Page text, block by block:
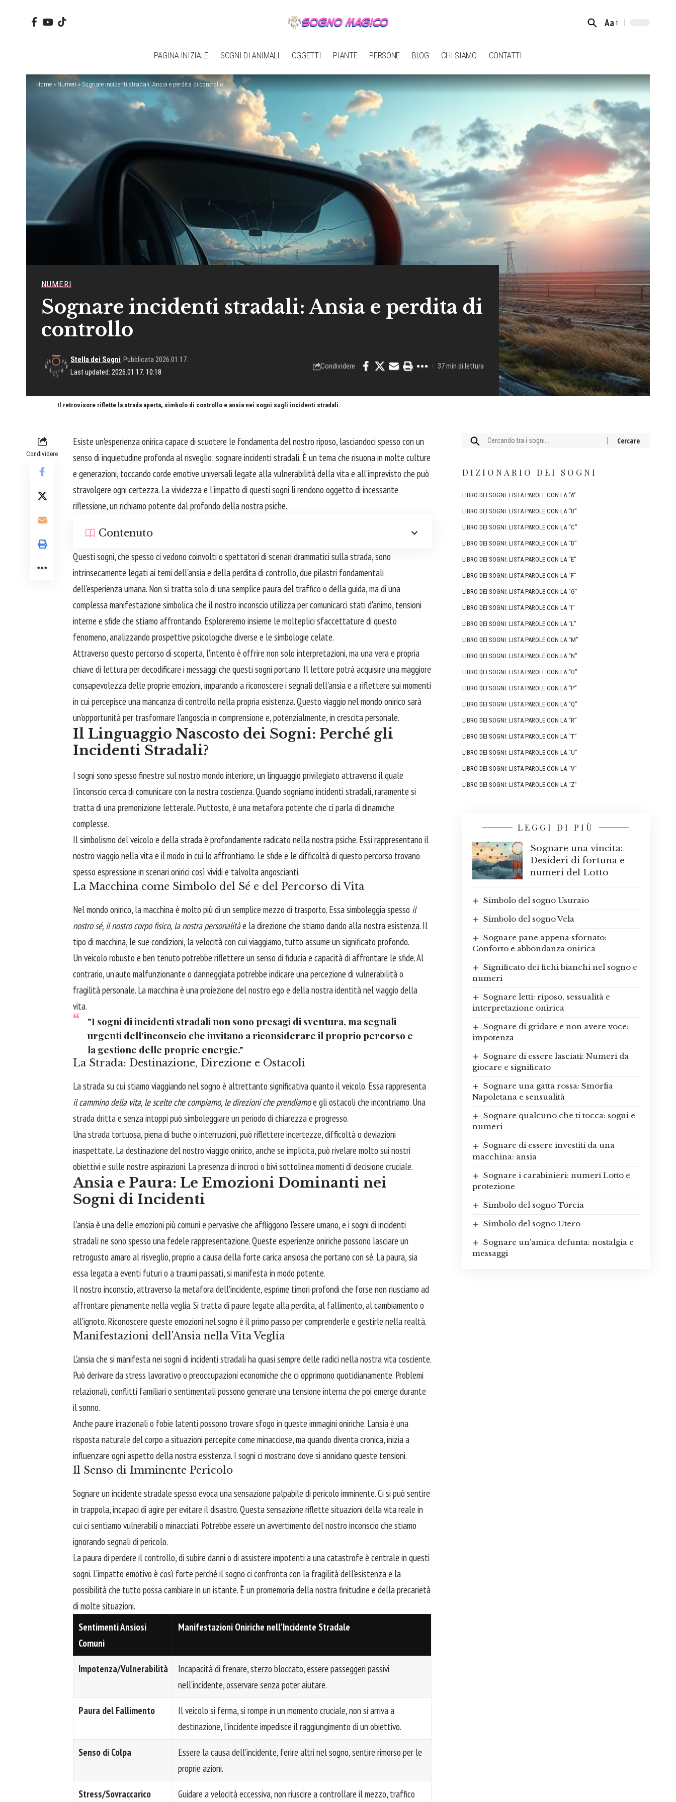
Font
Aa
PAGINA INIZIALE SOGNI DI ANIMALI OGGETTI PIANTE PERSONE BLOG CHI SIAMO CONTATTI
Home » Numeri »Sognare incidenti stradali: Ansia e perdita di controllo
NUMERI
Sognare incidenti stradali: Ansia e perdita di
controllo
Last updated: 2026.01.17. 10:18
Stella dei Sogni Pubblicata 2026.01.17.
Condividere 37 min di lettura
Il retrovisore riflette la strada aperta, simbolo di controllo e ansia nei sogni sugli incidenti stradali.
Condividere
Esiste un'esperienza onirica capace di scuotere le fondamenta del nostro riposo, lasciandoci spesso con un
senso di inquietudine profonda al risveglio: sognare incidenti stradali. È un tema che risuona in molte culture
e generazioni, toccando corde emotive universali legate alla vulnerabilità della vita e all'imprevisto che può
stravolgere ogni certezza. La vividezza e l'impatto di questi sogni li rendono oggetto di incessante
riflessione, un richiamo potente dal profondo della nostra psiche.
Contenuto
Questi sogni, che spesso ci vedono coinvolti o spettatori di scenari drammatici sulla strada, sono
intrinsecamente legati ai temi dell'ansia e della perdita di controllo, due pilastri fondamentali
dell'esperienza umana. Non si tratta solo di una semplice paura del traffico o della guida, ma di una
complessa manifestazione simbolica che il nostro inconscio utilizza per comunicarci stati d'animo, tensioni
interne e sfide che stiamo affrontando. Esploreremo insieme le molteplici sfaccettature di questo
fenomeno, analizzando prospettive psicologiche diverse e le simbologie celate.
Attraverso questo percorso di scoperta, l'intento è offrire non solo interpretazioni, ma una vera e propria
chiave di lettura per decodificare i messaggi che questi sogni portano. Il lettore potrà acquisire una maggiore
consapevolezza delle proprie emozioni, imparando a riconoscere i segnali dell'ansia e a riflettere sui momenti
in cui percepisce una mancanza di controllo nella propria esistenza. Questo viaggio nel mondo onirico sarà
un'opportunità per trasformare l'angoscia in comprensione e, potenzialmente, in crescita personale.
Il Linguaggio Nascosto dei Sogni: Perché gli
Incidenti Stradali?
I sogni sono spesso finestre sul nostro mondo interiore, un linguaggio privilegiato attraverso il quale
l'inconscio cerca di comunicare con la nostra coscienza. Quando sogniamo incidenti stradali, raramente si
tratta di una premonizione letterale. Piuttosto, è una metafora potente che ci parla di dinamiche
complesse.
Il simbolismo del veicolo e della strada è profondamente radicato nella nostra psiche. Essi rappresentano il
nostro viaggio nella vita e il modo in cui lo affrontiamo. Le sfide e le difficoltà di questo percorso trovano
spesso espressione in scenari onirici così vividi e talvolta angoscianti.
La Macchina come Simbolo del Sé e del Percorso di Vita
Nel mondo onirico, la macchina è molto più di un semplice mezzo di trasporto. Essa simboleggia spesso il
nostro sé, il nostro corpo fisico, la nostra personalitàe la direzione che stiamo dando alla nostra esistenza. Il
tipo di macchina, le sue condizioni, la velocità con cui viaggiamo, tutto assume un significato profondo.
Un veicolo robusto e ben tenuto potrebbe riflettere un senso di fiducia e capacità di affrontare le sfide. Al
contrario, un'auto malfunzionante o danneggiata potrebbe indicare una percezione di vulnerabilità o
fragilità personale. La macchina è una proiezione del nostro ego e della nostra identità nel viaggio della
vita.
"I sogni di incidenti stradali non sono presagi di sventura, ma segnali
urgenti dell'inconscio che invitano a riconsiderare il proprio percorso e
la gestione delle proprie energie."
La Strada: Destinazione, Direzione e Ostacoli
La strada su cui stiamo viaggiando nel sogno è altrettanto significativa quanto il veicolo. Essa rappresenta
il cammino della vita, le scelte che compiamo, le direzioni che prendiamoe gli ostacoli che incontriamo. Una
strada dritta e senza intoppi può simboleggiare un periodo di chiarezza e progresso.
Una strada tortuosa, piena di buche o interruzioni, può riflettere incertezze, difficoltà o deviazioni
inaspettate. La destinazione del nostro viaggio onirico, anche se implicita, può rivelare molto sui nostri
obiettivi e sulle nostre aspirazioni. La presenza di incroci o bivi sottolinea momenti di decisione cruciale.
Ansia e Paura: Le Emozioni Dominanti nei
Sogni di Incidenti
L'ansia è una delle emozioni più comuni e pervasive che affliggono l'essere umano, e i sogni di incidenti
stradali ne sono spesso una fedele rappresentazione. Queste esperienze oniriche possono lasciare un
retrogusto amaro al risveglio, proprio a causa della forte carica ansiosa che portano con sé. La paura, sia
essa legata a eventi futuri o a traumi passati, si manifesta in modo potente.
Il nostro inconscio, attraverso la metafora dell'incidente, esprime timori profondi che forse non riusciamo ad
affrontare pienamente nella veglia. Si tratta di paure legate alla perdita, al fallimento, al cambiamento o
all'ignoto. Riconoscere queste emozioni nel sogno è il primo passo per comprenderle e gestirle nella realtà.
Manifestazioni dell'Ansia nella Vita Veglia
L'ansia che si manifesta nei sogni di incidenti stradali ha quasi sempre delle radici nella nostra vita cosciente.
Può derivare da stress lavorativo o preoccupazioni economiche che ci opprimono quotidianamente. Problemi
relazionali, conflitti familiari o sentimentali possono generare una tensione interna che poi emerge durante
il sonno.
Anche paure irrazionali o fobie latenti possono trovare sfogo in queste immagini oniriche. L'ansia è una
risposta naturale del corpo a situazioni percepite come minacciose, ma quando diventa cronica, inizia a
influenzare ogni aspetto della nostra esistenza. I sogni ci mostrano dove si annidano queste tensioni.
Il Senso di Imminente Pericolo
Sognare un incidente stradale spesso evoca una sensazione palpabile di pericolo imminente. Ci si può sentire
in trappola, incapaci di agire per evitare il disastro. Questa sensazione riflette situazioni della vita reale in
cui ci sentiamo vulnerabili o minacciati. Potrebbe essere un avvertimento del nostro inconscio che stiamo
ignorando segnali di pericolo.
La paura di perdere il controllo, di subire danni o di assistere impotenti a una catastrofe è centrale in questi
sogni. L'impatto emotivo è così forte perché il sogno ci confronta con la fragilità dell'esistenza e la
possibilità che tutto possa cambiare in un istante. È un promemoria della nostra finitudine e della precarietà
di molte situazioni.
Sentimenti Ansiosi
Comuni
Manifestazioni Oniriche nell'Incidente Stradale
Impotenza/Vulnerabilità
Incapacità di frenare, sterzo bloccato, essere passeggeri passivi
nell'incidente, osservare senza poter aiutare.
Paura del Fallimento
Il veicolo si ferma, si rompe in un momento cruciale, non si arriva a
destinazione, l'incidente impedisce il raggiungimento di un obiettivo.
Senso di Colpa
Essere la causa dell'incidente, ferire altri nel sogno, sentire rimorso per le
proprie azioni.
Stress/Sovraccarico Guidare a velocità eccessiva, non riuscire a controllare il mezzo, traffico
Cercare:
DIZIONARIO DEI SOGNI
LIBRO DEI SOGNI: LISTA PAROLE CON LA “A”
LIBRO DEI SOGNI: LISTA PAROLE CON LA “B”
LIBRO DEI SOGNI: LISTA PAROLE CON LA “C”
LIBRO DEI SOGNI: LISTA PAROLE CON LA “D”
LIBRO DEI SOGNI: LISTA PAROLE CON LA “E”
LIBRO DEI SOGNI: LISTA PAROLE CON LA “F”
LIBRO DEI SOGNI: LISTA PAROLE CON LA “G”
LIBRO DEI SOGNI: LISTA PAROLE CON LA “I”
LIBRO DEI SOGNI: LISTA PAROLE CON LA “L”
LIBRO DEI SOGNI: LISTA PAROLE CON LA “M”
LIBRO DEI SOGNI: LISTA PAROLE CON LA “N”
LIBRO DEI SOGNI: LISTA PAROLE CON LA “O”
LIBRO DEI SOGNI: LISTA PAROLE CON LA “P”
LIBRO DEI SOGNI: LISTA PAROLE CON LA “Q”
LIBRO DEI SOGNI: LISTA PAROLE CON LA “R”
LIBRO DEI SOGNI: LISTA PAROLE CON LA “T”
LIBRO DEI SOGNI: LISTA PAROLE CON LA “U”
LIBRO DEI SOGNI: LISTA PAROLE CON LA “V”
LIBRO DEI SOGNI: LISTA PAROLE CON LA “Z”
LEGGI DI PIÙ
Sognare una vincita:
Desideri di fortuna e
numeri del Lotto
Simbolo del sogno Usuraio
Simbolo del sogno Vela
Sognare pane appena sfornato:
Conforto e abbondanza onirica
Significato dei fichi bianchi nel sogno e
numeri
Sognare letti: riposo, sessualità e
interpretazione onirica
Sognare di gridare e non avere voce:
impotenza
Sognare di essere lasciati: Numeri da
giocare e significato
Sognare una gatta rossa: Smorfia
Napoletana e sensualità
Sognare qualcuno che ti tocca: sogni e
numeri
Sognare di essere investiti da una
macchina: ansia
Sognare i carabinieri: numeri Lotto e
protezione
Simbolo del sogno Torcia
Simbolo del sogno Utero
Sognare un’amica defunta: nostalgia e
messaggi